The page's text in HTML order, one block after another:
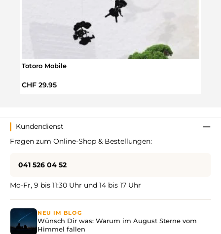
Totoro Mobile
Regulärer Preis:
CHF 29.95
Kundendienst
Fragen zum Online-Shop & Bestellungen:
041 526 04 52
Mo-Fr, 9 bis 11:30 Uhr und 14 bis 17 Uhr
NEU IM BLOG
Wünsch Dir was: Warum im August Sterne vom
Himmel fallen